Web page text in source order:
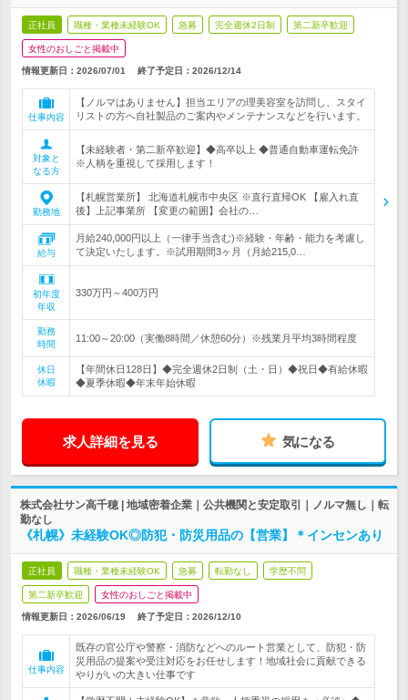
正社員 職種・業種未経験OK 急募 完全週休2日制 第二新卒歓迎
女性のおしごと掲載中
情報更新日：2026/07/01 終了予定日： 2026/12/14
仕事内容
【ノルマはありません】担当エリアの理美容室を訪問し、スタイ
リストの方へ自社製品のご案内やメンテナンスなどを行います。
対象と
なる方
【未経験者・第二新卒歓迎】◆高卒以上 ◆普通自動車運転免許
※人柄を重視して採用します！
勤務地
【札幌営業所】 北海道札幌市中央区 ※直行直帰OK 【雇入れ直
後】上記事業所 【変更の範囲】会社の…
給与
月給240,000円以上（一律手当含む)※経験・年齢・能力を考慮し
て決定いたします。※試用期間3ヶ月（月給215,0…
初年度
年収
330万円～400万円
勤務
時間
11:00～20:00（実働8時間／休憩60分）※残業月平均3時間程度
休日
休暇
【年間休日128日】◆完全週休2日制（土・日）◆祝日◆有給休暇
◆夏季休暇◆年末年始休暇
求人詳細を見る 気になる
株式会社サン高千穂 | 地域密着企業｜公共機関と安定取引｜ノルマ無し｜転
勤なし
《札幌》未経験OK◎防犯・防災用品の【営業】＊インセンあり
正社員 職種・業種未経験OK 急募 転勤なし 学歴不問
第二新卒歓迎 女性のおしごと掲載中
情報更新日：2026/06/19 終了予定日： 2026/12/10
仕事内容
既存の官公庁や警察・消防などへのルート営業として、防犯・防
災用品の提案や受注対応をお任せします！地域社会に貢献できる
やりがいの大きい仕事です